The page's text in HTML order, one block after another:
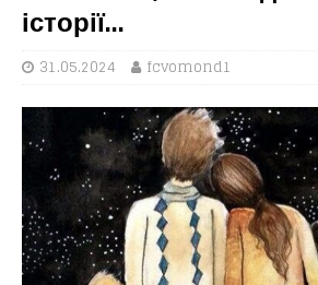
історії…
31.05.2024 fcvomond1